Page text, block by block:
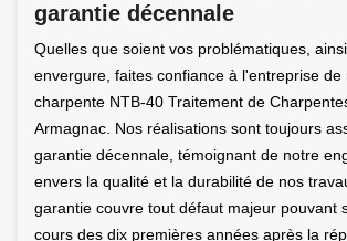
garantie décennale
Quelles que soient vos problématiques,
envergure, faites confiance à l'entreprise de
charpente NTB-40 Traitement de
Armagnac. Nos réalisations sont toujours
garantie décennale, témoignant de notre
envers la qualité et la durabilité de nos
garantie couvre tout défaut majeur pouvant
cours des dix premières années après la